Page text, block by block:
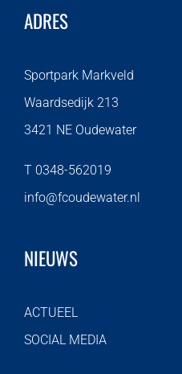
ADRES
Sportpark Markveld
Waardsedijk 213
3421 NE Oudewater
T 0348-562019
info@fcoudewater.nl
NIEUWS
ACTUEEL
SOCIAL MEDIA